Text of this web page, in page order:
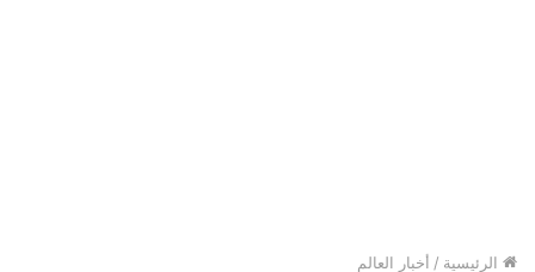
الرئيسية / أخبار العالم